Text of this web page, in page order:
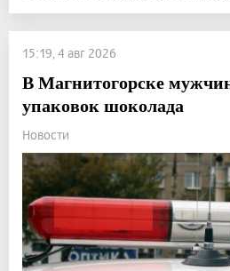
15:19, 4 авг 2026
В Магнитогорске
упаковок шоколада
Новости